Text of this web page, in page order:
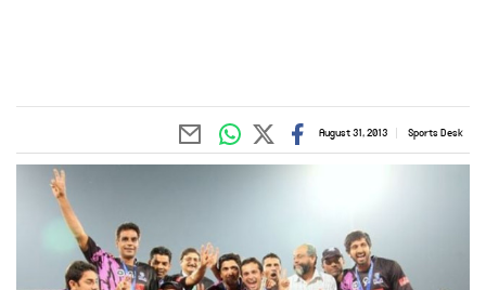
Sports Desk
August 31, 2013